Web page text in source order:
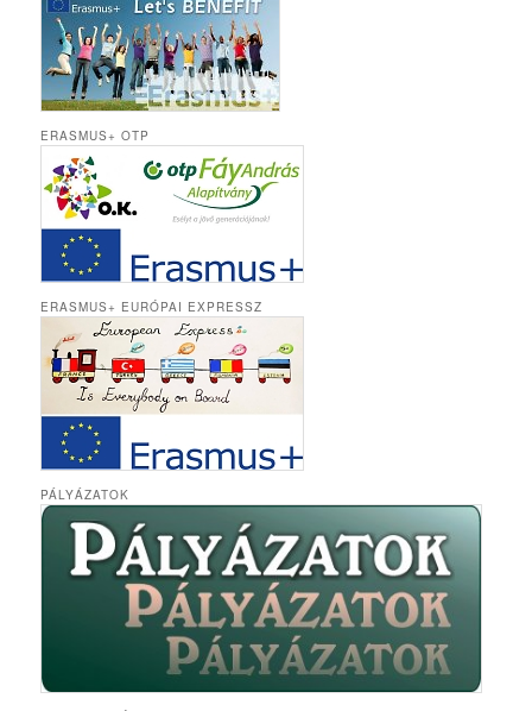
ERASMUS+ OTP
ERASMUS+ EURÓPAI EXPRESSZ
PÁLYÁZATOK